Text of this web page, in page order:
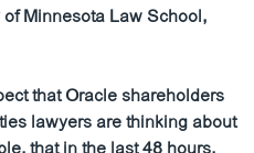
Minnesota Law School,
that Oracle shareholders
lawyers are thinking about